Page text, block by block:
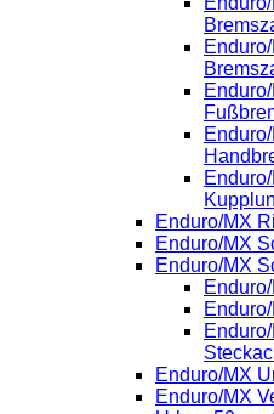
Enduro/MX
Enduro/MX
Enduro/MX
Enduro/MX
Enduro/MX